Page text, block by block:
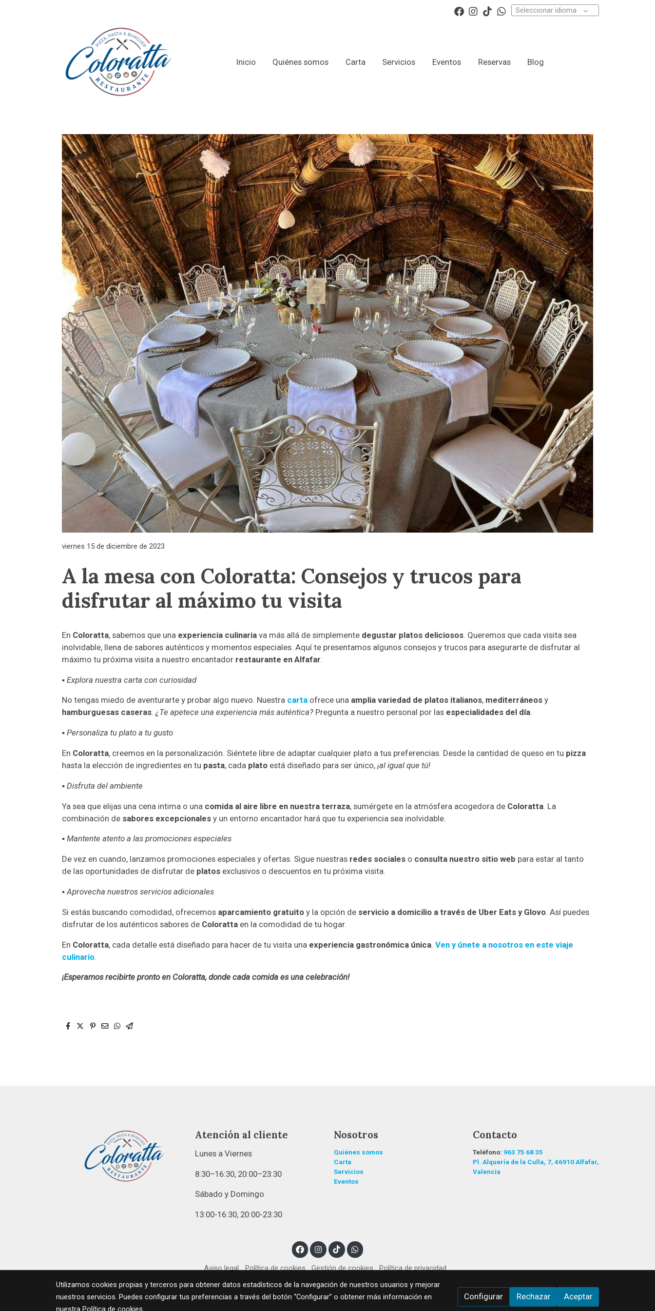
Seleccionar idioma
Inicio Quiénes somos Carta Servicios Eventos Reservas Blog
viernes 15 de diciembre de 2023
A la mesa con Coloratta: Consejos y trucos para
disfrutar al máximo tu visita
En Coloratta, sabemos que una experiencia culinaria va más allá de simplemente degustar platos deliciosos. Queremos que cada visita sea
inolvidable, llena de sabores auténticos y momentos especiales. Aquí te presentamos algunos consejos y trucos para asegurarte de disfrutar al
máximo tu próxima visita a nuestro encantador restaurante en Alfafar.
▪Explora nuestra carta con curiosidad
No tengas miedo de aventurarte y probar algo nuevo. Nuestra carta ofrece una amplia variedad de platos italianos, mediterráneosy
hamburguesas caseras. ¿Te apetece una experiencia más auténtica? Pregunta a nuestro personal por las especialidades del día.
▪Personaliza tu plato a tu gusto
En Coloratta, creemos en la personalización. Siéntete libre de adaptar cualquier plato a tus preferencias. Desde la cantidad de queso en tu pizza
hasta la elección de ingredientes en tu pasta, cada plato está diseñado para ser único,¡al igual que tú!
▪Disfruta del ambiente
Ya sea que elijas una cena intima o una comida al aire libre en nuestra terraza, sumérgete en la atmósfera acogedora de Coloratta. La
combinación de sabores excepcionales y un entorno encantador hará que tu experiencia sea inolvidable.
▪Mantente atento a las promociones especiales
De vez en cuando, lanzamos promociones especiales y ofertas. Sigue nuestras redes sociales o consulta nuestro sitio web para estar al tanto
de las oportunidades de disfrutar de platos exclusivos o descuentos en tu próxima visita.
▪Aprovecha nuestros servicios adicionales
Si estás buscando comodidad, ofrecemos aparcamiento gratuito y la opción de servicio a domicilio a través de Uber Eats y Glovo. Así puedes
disfrutar de los auténticos sabores de Coloratta en la comodidad de tu hogar.
En Coloratta, cada detalle está diseñado para hacer de tu visita una experiencia gastronómica única.Ven y únete a nosotros en este viaje
culinario.
¡Esperamos recibirte pronto en Coloratta, donde cada comida es una celebración!
Atención al cliente
Lunes a Viernes
8:30–16:30, 20:00–23:30
Sábado y Domingo
13:00-16:30, 20:00-23:30
Nosotros
Quiénes somos
Carta
Servicios
Eventos
Contacto
Teléfono: 963 75 68 35
Pl. Alquería de la Culla, 7, 46910 Alfafar,
Valencia
Aviso legal Política de cookies Gestión de cookies
Política de privacidad
Utilizamos cookies propias y terceros para obtener datos estadísticos de la navegación de nuestros usuarios y mejorar
nuestros servicios. Puedes configurar tus preferencias a través del botón “Configurar” o obtener más información en
nuestra Política de cookies
Configurar Rechazar Aceptar